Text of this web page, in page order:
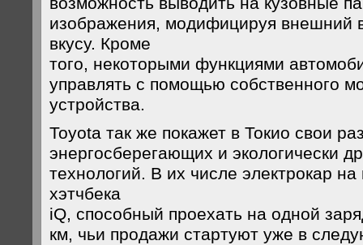
изображения, модифицируя внешний
вкусу. Кроме
того, некоторыми функциями
управлять с помощью собственного
устройства.
Toyota так же покажет в Токио свои
энергосберегающих и экологически
технологий. В их числе электрокар
хэтчбека
iQ, способный проехать на одной
км, чьи продажи стартуют уже в